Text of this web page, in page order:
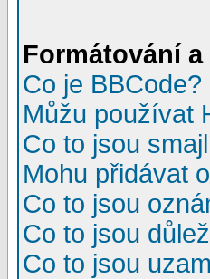
Formátování
Co je BBCode?
Můžu používat
Co to jsou
Mohu přidávat
Co to jsou
Co to jsou
Co to jsou